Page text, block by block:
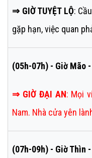
⇒ GIỜ TUYỆT LỘ:
gặp hạn, việc quan
(05h-07h) - Giờ Mão
⇒ GIỜ ĐẠI AN: Mọi
Nam. Nhà cửa yên
(07h-09h) - Giờ Thìn -